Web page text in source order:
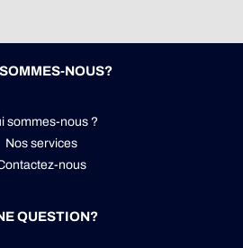
NOUS?
sommes-nous ?
Nos services
nous
QUESTION?